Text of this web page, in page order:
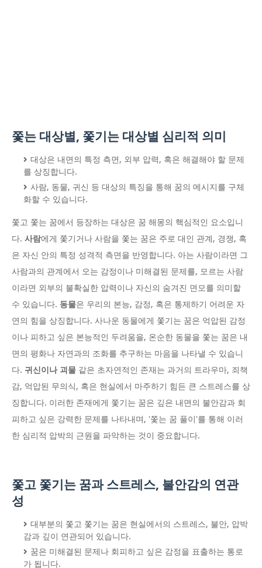
쫓는 대상별, 쫓기는 대상별 심리적 의미
대상은 내면의 특정 측면, 외부 압력, 혹은 해결해야 할 문제
를 상징합니다.
사람, 동물, 귀신 등 대상의 특징을 통해 꿈의 메시지를 구체
화할 수 있습니다.
쫓고 쫓는 꿈에서 등장하는 대상은 꿈 해몽의 핵심적인 요소입니
다. 사람에게 쫓기거나 사람을 쫓는 꿈은 주로 대인 관계, 경쟁, 혹
은 자신 안의 특정 성격적 측면을 반영합니다. 아는 사람이라면 그
사람과의 관계에서 오는 감정이나 미해결된 문제를, 모르는 사람
이라면 외부의 불확실한 압력이나 자신의 숨겨진 면모를 의미할
수 있습니다. 동물은 우리의 본능, 감정, 혹은 통제하기 어려운 자
연의 힘을 상징합니다. 사나운 동물에게 쫓기는 꿈은 억압된 감정
이나 피하고 싶은 본능적인 두려움을, 온순한 동물을 쫓는 꿈은 내
면의 평화나 자연과의 조화를 추구하는 마음을 나타낼 수 있습니
다. 귀신이나 괴물 같은 초자연적인 존재는 과거의 트라우마, 죄책
감, 억압된 무의식, 혹은 현실에서 마주하기 힘든 큰 스트레스를 상
징합니다. 이러한 존재에게 쫓기는 꿈은 깊은 내면의 불안감과 회
피하고 싶은 강력한 문제를 나타내며, '쫓는 꿈 풀이'를 통해 이러
한 심리적 압박의 근원을 파악하는 것이 중요합니다.
쫓고 쫓기는 꿈과 스트레스, 불안감의 연관
성
대부분의 쫓고 쫓기는 꿈은 현실에서의 스트레스, 불안, 압박
감과 깊이 연관되어 있습니다.
꿈은 미해결된 문제나 회피하고 싶은 감정을 표출하는 통로
가 됩니다.